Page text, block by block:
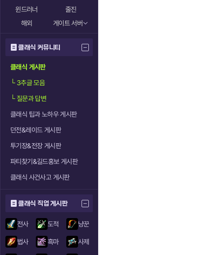
윈드러너
줄진
해외
게이트 서버
클래식 커뮤니티
클래식 게시판
└3추글 모음
└질문과 답변
클래식 팁과 노하우 게시판
던전&레이드 게시판
투기장&전장 게시판
파티찾기&길드홍보 게시판
클래식 사건사고 게시판
클래식 직업 게시판
전사 도적 냥꾼
법사 흑마 사제